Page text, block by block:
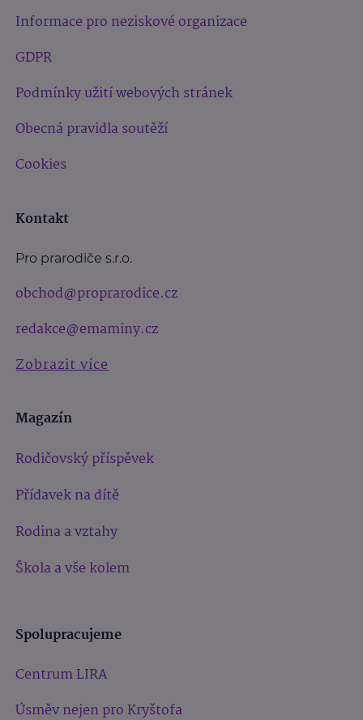
Informace pro neziskové organizace
GDPR
Podmínky užití webových stránek
Obecná pravidla soutěží
Cookies
Kontakt
Pro prarodiče s.r.o.
obchod@proprarodice.cz
redakce@emaminy.cz
Zobrazit více
Magazín
Rodičovský příspěvek
Přídavek na dítě
Rodina a vztahy
Škola a vše kolem
Spolupracujeme
Centrum LIRA
Úsměv nejen pro Kryštofa